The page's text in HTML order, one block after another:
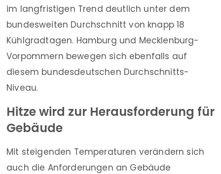
im langfristigen Trend deutlich unter dem
bundesweiten Durchschnitt von knapp 18
Kühlgradtagen. Hamburg und Mecklenburg-
Vorpommern bewegen sich ebenfalls auf
diesem bundesdeutschen Durchschnitts-
Niveau.
Hitze wird zur Herausforderung für
Gebäude
Mit steigenden Temperaturen verändern sich
auch die Anforderungen an Gebäude